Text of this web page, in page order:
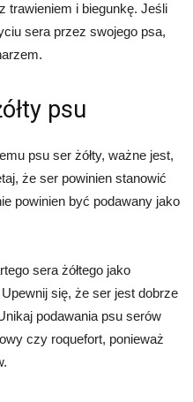
trawieniem i biegunkę. Jeśli
sera przez swojego psa,
psu
psu ser żółty, ważne jest,
że ser powinien stanowić
powinien być podawany jako
sera żółtego jako
się, że ser jest dobrze
podawania psu serów
czy roquefort, ponieważ